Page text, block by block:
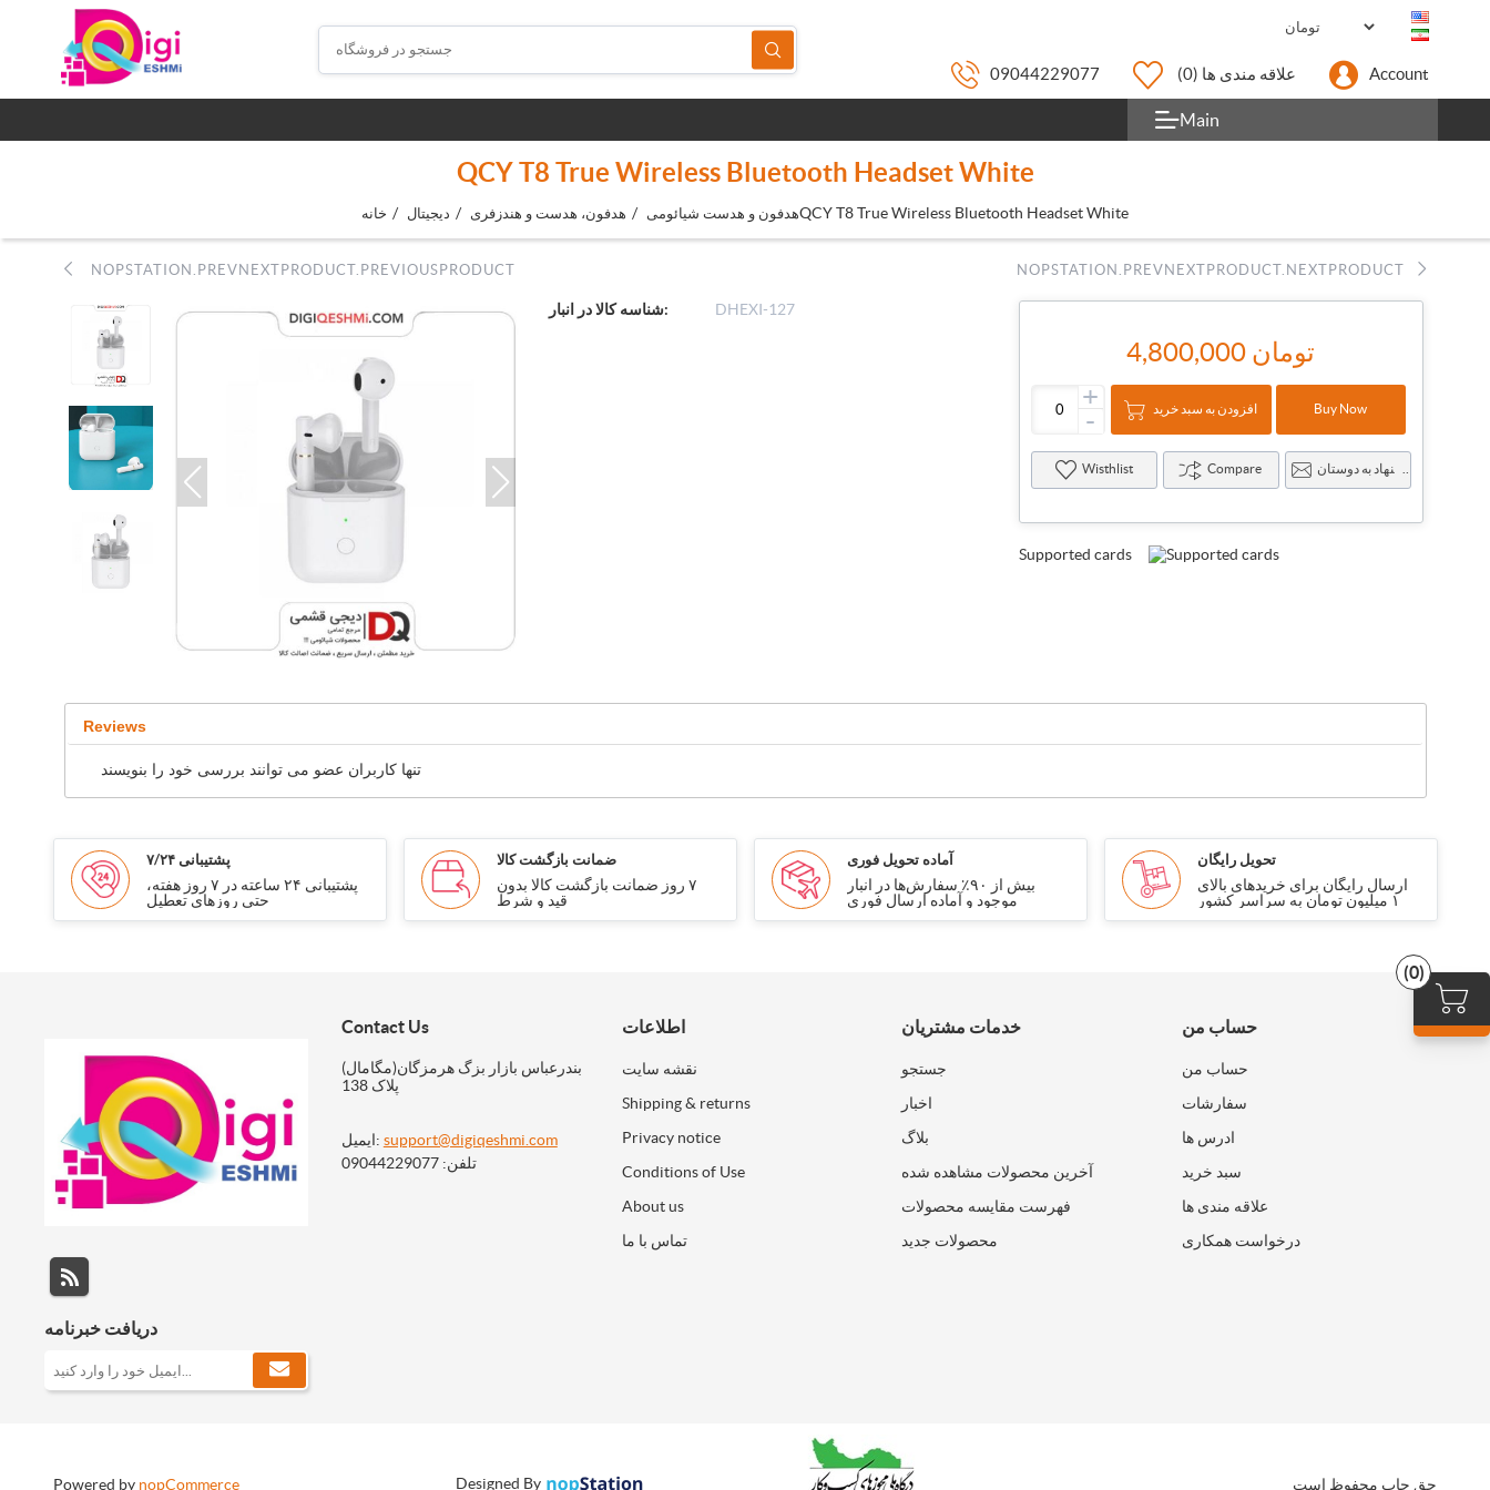
09044229077 علاقه مندی ها (0) Account
(0)
Main
QCY T8 True Wireless Bluetooth Headset White
خانه / دیجیتال / هدفون، هدست و هندزفری / هدفون و هدست شیائومیQCY T8 True Wireless Bluetooth Headset White
NOPSTATION.PREVNEXTPRODUCT.PREVIOUSPRODUCT NOPSTATION.PREVNEXTPRODUCT.NEXTPRODUCT
شناسه کالا در انبار: DHEXI-127
4,800,000 تومان
+
- افزودن به سبد خرید Buy Now
Wisthlist Compare پیشنهاد به دوستان
Supported cards
Reviews
تنها کاربران عضو می توانند بررسی خود را بنویسند
پشتیبانی ۷/۲۴
پشتیبانی ۲۴ ساعته در ۷ روز هفته،
حتی روزهای تعطیل
ضمانت بازگشت کالا
۷ روز ضمانت بازگشت کالا بدون
قید و شرط
آماده تحویل فوری
بیش از ۹۰٪ سفارش‌ها در انبار
موجود و آماده ارسال فوری
تحویل رایگان
ارسال رایگان برای خریدهای بالای
۱ میلیون تومان به سراسر کشور
دریافت خبرنامه
Contact Us
بندرعباس بازار بزگ هرمزگان(مگامال)
پلاک 138
ایمیل: support@digiqeshmi.com
تلفن: 09044229077
اطلاعات
نقشه سایت
Shipping & returns
Privacy notice
Conditions of Use
About us
تماس با ما
خدمات مشتریان
جستجو
اخبار
بلاگ
آخرین محصولات مشاهده شده
فهرست مقایسه محصولات
محصولات جدید
حساب من
حساب من
سفارشات
ادرس ها
سبد خرید
علاقه مندی ها
درخواست همکاری
Powered by nopCommerce Designed By حق چاپ محفوظ است